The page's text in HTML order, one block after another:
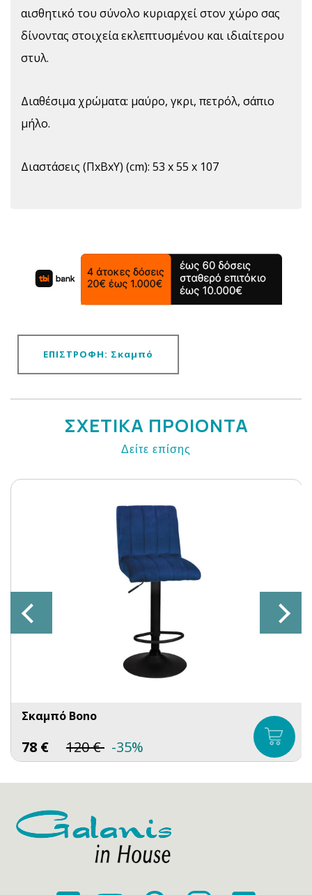
αισθητικό του σύνολο κυριαρχεί στον χώρο σας
δίνοντας στοιχεία εκλεπτυσμένου και ιδιαίτερου
στυλ.
Διαθέσιμα χρώματα: μαύρο, γκρι, πετρόλ, σάπιο
μήλο.
Διαστάσεις (ΠxBxΥ) (cm): 53 x 55 x 107
ΕΠΙΣΤΡΟΦΗ: Σκαμπό
ΣΧΕΤΙΚΑ ΠΡΟΙΟΝΤΑ
Δείτε επίσης
Σκαμπό Bono
78 € 120€ -35%